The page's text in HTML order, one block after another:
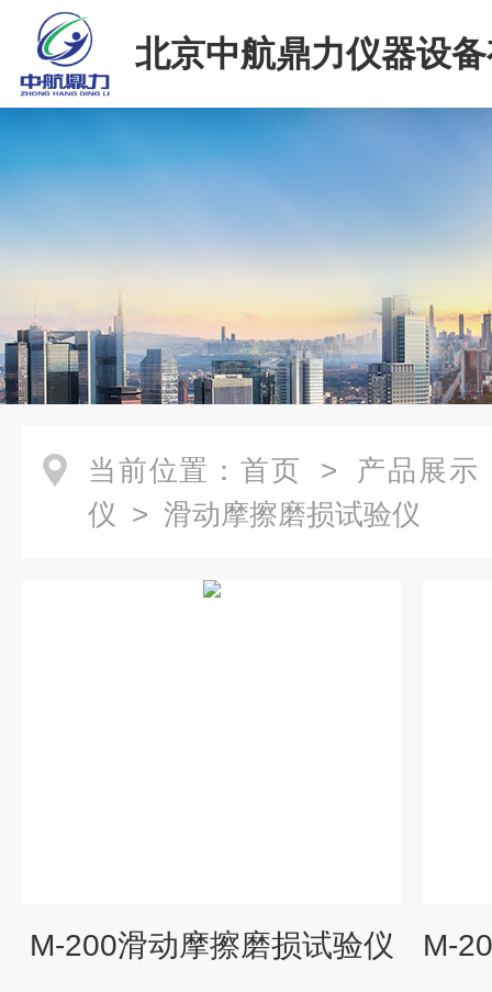
北京中航鼎力仪器设
司
当前位置： 首页 > 产品展示
仪 > 滑动摩擦磨损试验仪
M-200滑动摩擦磨损试验仪